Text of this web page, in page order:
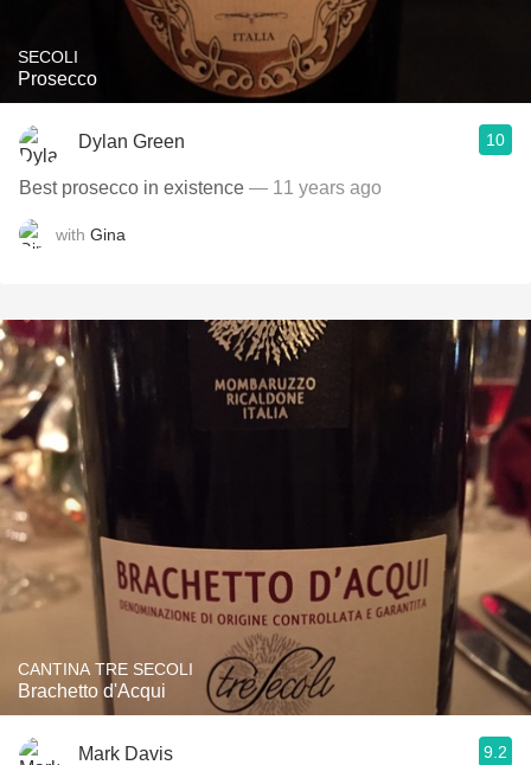
SECOLI
Prosecco
Dylan Green 10
Best prosecco in existence — 11 years ago
with Gina
CANTINA TRE SECOLI
Brachetto d'Acqui
Mark Davis 9.2